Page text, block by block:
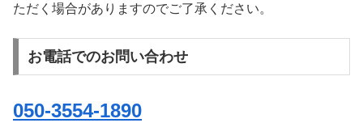
ただく場合がありますのでご了承ください。
お電話でのお問い合わせ
050-3554-1890